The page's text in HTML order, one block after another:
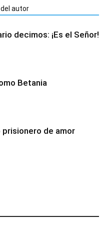
autor
decimos: ¡Es el Señor!
Betania
prisionero de amor